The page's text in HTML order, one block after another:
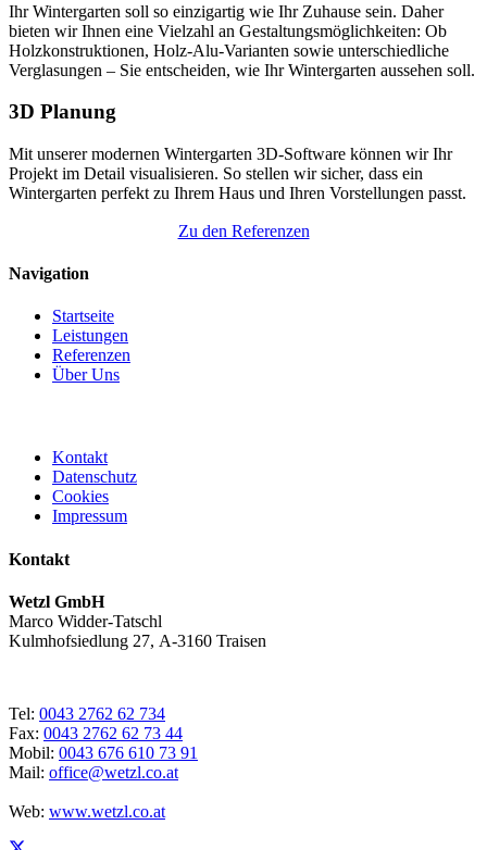
Ihr Wintergarten soll so einzigartig wie Ihr Zuhause sein. Daher
bieten wir Ihnen eine Vielzahl an Gestaltungsmöglichkeiten: Ob
Holzkonstruktionen, Holz-Alu-Varianten sowie unterschiedliche
Verglasungen – Sie entscheiden, wie Ihr Wintergarten aussehen soll.
3D Planung
Mit unserer modernen Wintergarten 3D-Software können wir Ihr
Projekt im Detail visualisieren. So stellen wir sicher, dass ein
Wintergarten perfekt zu Ihrem Haus und Ihren Vorstellungen passt.
Zu den Referenzen
Navigation
Startseite
Leistungen
Referenzen
Über Uns
Kontakt
Datenschutz
Cookies
Impressum
Kontakt
Wetzl GmbH
Marco Widder-Tatschl
Kulmhofsiedlung 27, A-3160 Traisen
Tel: 0043 2762 62 734
Fax: 0043 2762 62 73 44
Mobil: 0043 676 610 73 91
Mail: office@wetzl.co.at
Web: www.wetzl.co.at